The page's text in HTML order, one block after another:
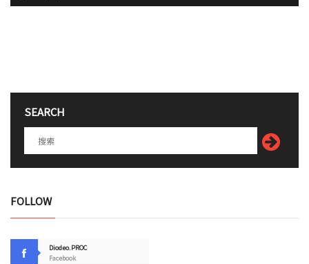
SEARCH
FOLLOW
Diodeo.PROC
Facebook